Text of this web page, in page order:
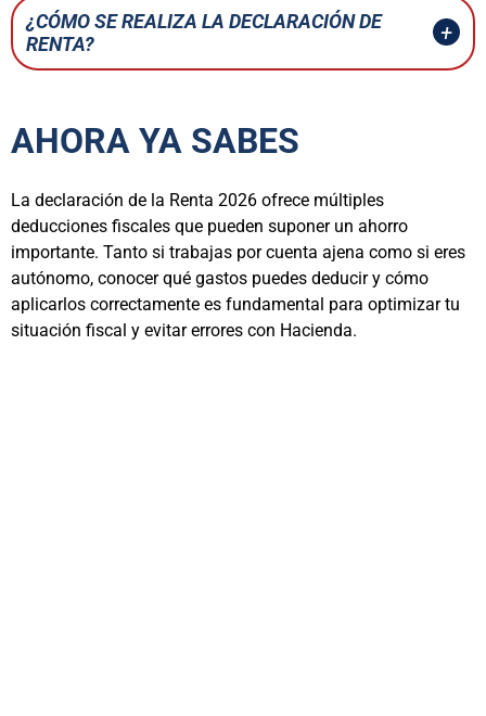
¿CÓMO SE REALIZA LA DECLARACIÓN DE
RENTA?
AHORA YA SABES
La declaración de la Renta 2026 ofrece múltiples
deducciones fiscales que pueden suponer un ahorro
importante. Tanto si trabajas por cuenta ajena como si eres
autónomo, conocer qué gastos puedes deducir y cómo
aplicarlos correctamente es fundamental para optimizar tu
situación fiscal y evitar errores con Hacienda.